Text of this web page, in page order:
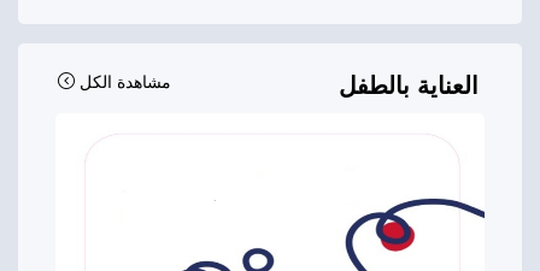
العناية بالطفل مشاهدة الكل